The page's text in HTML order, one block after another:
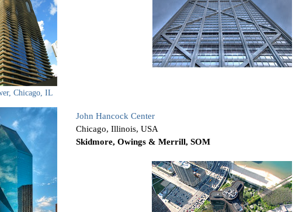
Chicago, IL
John Hancock Center
Chicago, Illinois, USA
Skidmore, Owings & Merrill, SOM